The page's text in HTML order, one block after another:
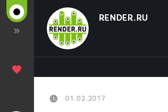
RENDER.RU
01.02.2017